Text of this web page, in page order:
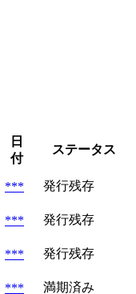
日
付
ステータス
***
発行残存
***
発行残存
***
発行残存
*** 満期済み